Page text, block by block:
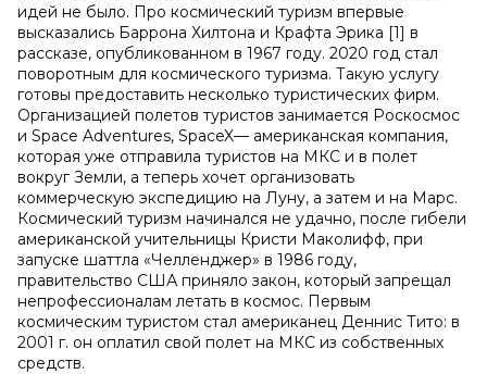
идей не было. Про космический туризм впервые
высказались Баррона Хилтона и Крафта Эрика [1] в
рассказе, опубликованном в 1967 году. 2020 год стал
поворотным для космического туризма. Такую услугу
готовы предоставить несколько туристических фирм.
Организацией полетов туристов занимается Роскосмос
и Space Adventures, SpaceX— американская компания,
которая уже отправила туристов на МКС и в полет
вокруг Земли, а теперь хочет организовать
коммерческую экспедицию на Луну, а затем и на Марс.
Космический туризм начинался не удачно, после гибели
американской учительницы Кристи Маколифф, при
запуске шаттла «Челленджер» в 1986 году,
правительство США приняло закон, который запрещал
непрофессионалам летать в космос. Первым
космическим туристом стал американец Деннис Тито: в
2001 г. он оплатил свой полет на МКС из собственных
средств.